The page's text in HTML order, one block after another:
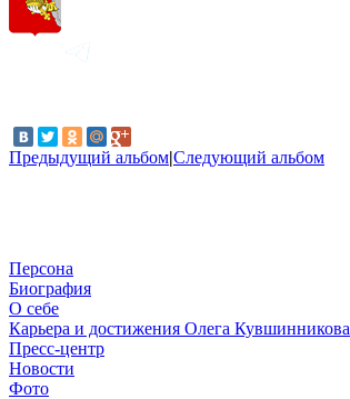
Предыдущий альбом|Следующий альбом
Персона
Биография
О себе
Карьера и достижения Олега Кувшинникова
Пресс-центр
Новости
Фото